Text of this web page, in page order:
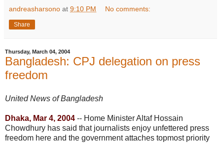
andreasharsono at 9:10 PM No comments:
Share
Thursday, March 04, 2004
Bangladesh: CPJ delegation on press
freedom
United News of Bangladesh
Dhaka, Mar 4, 2004 -- Home Minister Altaf Hossain
Chowdhury has said that journalists enjoy unfettered press
freedom here and the government attaches topmost priority